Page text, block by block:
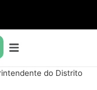
do Distrito